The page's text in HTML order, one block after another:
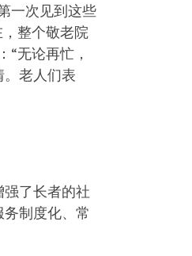
一次见到这些
整个敬老院
无论再忙，
老人们表
了长者的社
制度化、常